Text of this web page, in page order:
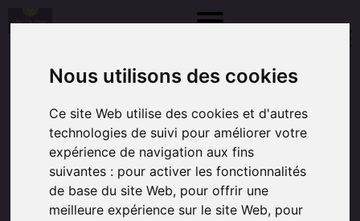
Nous utilisons des cookies
Ce site Web utilise des cookies et d'autres
technologies de suivi pour améliorer votre
expérience de navigation aux fins
suivantes : pour activer les fonctionnalités
de base du site Web, pour offrir une
meilleure expérience sur le site Web, pour
Location d'une piscine de naissance
nécessaire incluant un feuillet de recouvrement
jettable et plusieurs adapteur pour les tuyaux. Tout
pour une naissance à domicile dans l'eau.
Posibilité de livraison